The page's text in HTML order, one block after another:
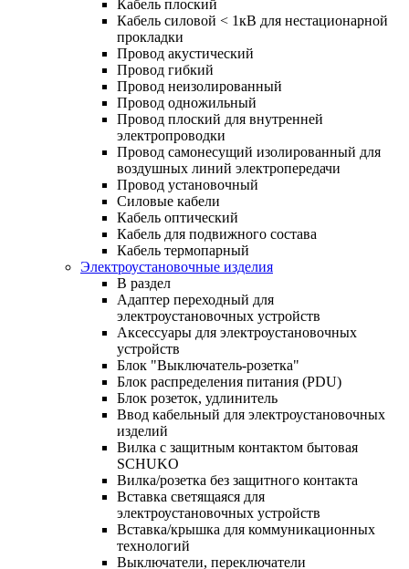
Кабель плоский
Кабель силовой < 1кВ для нестационарной
прокладки
Провод акустический
Провод гибкий
Провод неизолированный
Провод одножильный
Провод плоский для внутренней
электропроводки
Провод самонесущий изолированный для
воздушных линий электропередачи
Провод установочный
Силовые кабели
Кабель оптический
Кабель для подвижного состава
Кабель термопарный
Электроустановочные изделия
В раздел
Адаптер переходный для
электроустановочных устройств
Аксессуары для электроустановочных
устройств
Блок "Выключатель-розетка"
Блок распределения питания (PDU)
Блок розеток, удлинитель
Ввод кабельный для электроустановочных
изделий
Вилка с защитным контактом бытовая
SCHUKO
Вилка/розетка без защитного контакта
Вставка светящаяся для
электроустановочных устройств
Вставка/крышка для коммуникационных
технологий
Выключатели, переключатели